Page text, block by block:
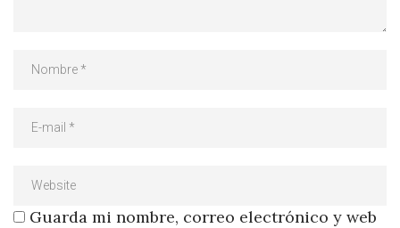
Guarda mi nombre, correo electrónico y web